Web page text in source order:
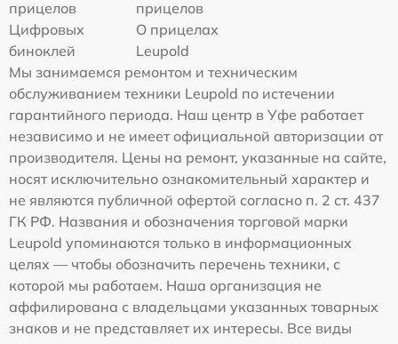
прицелов
прицелов
Цифровых
биноклей
О прицелах
Leupold
Мы занимаемся ремонтом и техническим
обслуживанием техники Leupold по истечении
гарантийного периода. Наш центр в Уфе работает
независимо и не имеет официальной авторизации от
производителя. Цены на ремонт, указанные на сайте,
носят исключительно ознакомительный характер и
не являются публичной офертой согласно п. 2 ст. 437
ГК РФ. Названия и обозначения торговой марки
Leupold упоминаются только в информационных
целях — чтобы обозначить перечень техники, с
которой мы работаем. Наша организация не
аффилирована с владельцами указанных товарных
знаков и не представляет их интересы. Все виды